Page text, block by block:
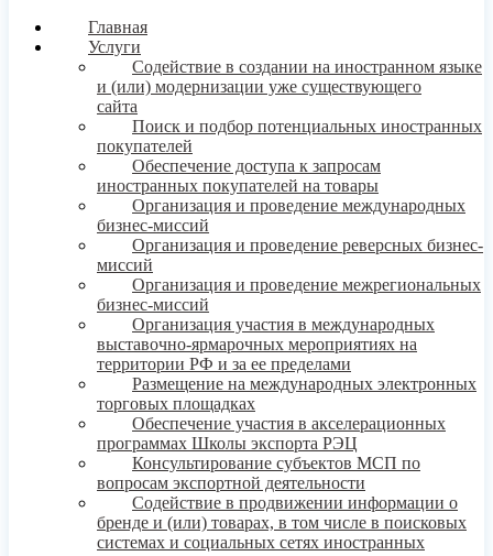
Главная
Услуги
Содействие в создании на иностранном языке
и (или) модернизации уже существующего
сайта
Поиск и подбор потенциальных иностранных
покупателей
Обеспечение доступа к запросам
иностранных покупателей на товары
Организация и проведение международных
бизнес-миссий
Организация и проведение реверсных бизнес-
миссий
Организация и проведение межрегиональных
бизнес-миссий
Организация участия в международных
выставочно-ярмарочных мероприятиях на
территории РФ и за ее пределами
Размещение на международных электронных
торговых площадках
Обеспечение участия в акселерационных
программах Школы экспорта РЭЦ
Консультирование субъектов МСП по
вопросам экспортной деятельности
Содействие в продвижении информации о
бренде и (или) товарах, в том числе в поисковых
системах и социальных сетях иностранных